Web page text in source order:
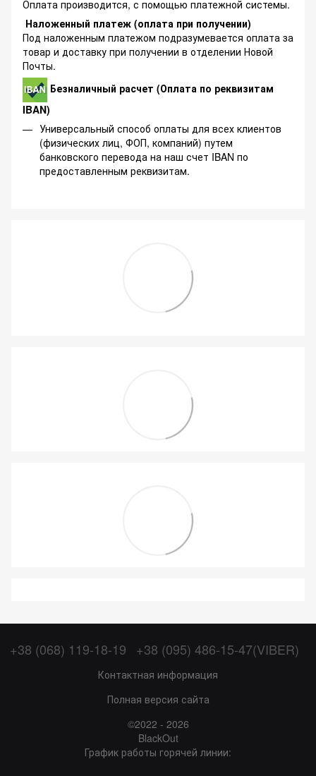
Оплата производится, с помощью платежной системы.
Наложенный платеж (оплата при получении)
Под наложенным платежом подразумевается оплата за
товар и доставку при получении в отделении Новой
Почты.
Безналичный расчет (Оплата по реквизитам
IBAN)
Универсальный способ оплаты для всех клиентов
(физических лиц, ФОП, компаний) путем
банковского перевода на наш счет IBAN по
предоставленным реквизитам.
+38 (068) 119-18-19 +38 (095) 486-15-47(VIBER)
Контактная информация
Полная версия сайта
©2022 - 2026
BlackOut
График работы горячей линии: